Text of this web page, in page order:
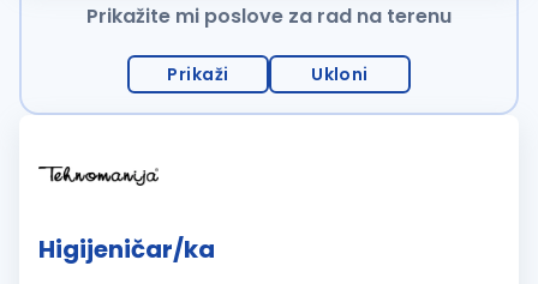
Prikažite mi poslove za rad na terenu
Prikaži Ukloni
Higijeničar/ka